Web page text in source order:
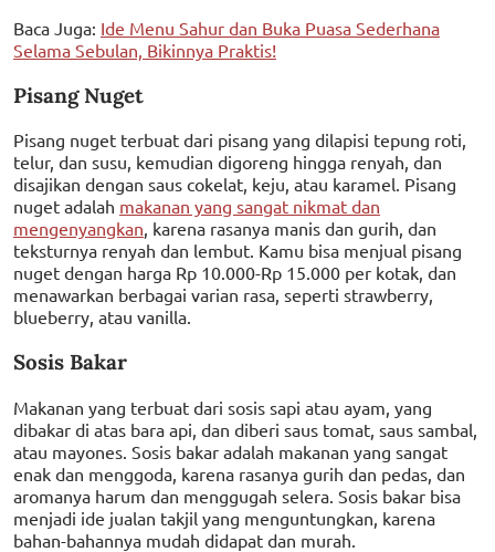
Baca Juga: Ide Menu Sahur dan Buka Puasa Sederhana
Selama Sebulan, Bikinnya Praktis!
Pisang Nuget
Pisang nuget terbuat dari pisang yang dilapisi tepung roti,
telur, dan susu, kemudian digoreng hingga renyah, dan
disajikan dengan saus cokelat, keju, atau karamel. Pisang
nuget adalah makanan yang sangat nikmat dan
mengenyangkan, karena rasanya manis dan gurih, dan
teksturnya renyah dan lembut. Kamu bisa menjual pisang
nuget dengan harga Rp 10.000-Rp 15.000 per kotak, dan
menawarkan berbagai varian rasa, seperti strawberry,
blueberry, atau vanilla.
Sosis Bakar
Makanan yang terbuat dari sosis sapi atau ayam, yang
dibakar di atas bara api, dan diberi saus tomat, saus sambal,
atau mayones. Sosis bakar adalah makanan yang sangat
enak dan menggoda, karena rasanya gurih dan pedas, dan
aromanya harum dan menggugah selera. Sosis bakar bisa
menjadi ide jualan takjil yang menguntungkan, karena
bahan-bahannya mudah didapat dan murah.